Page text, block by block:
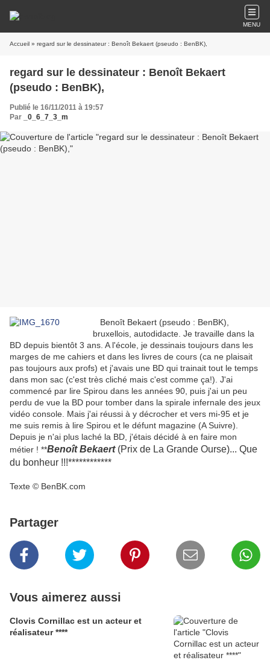
MENU
Accueil » regard sur le dessinateur : Benoît Bekaert (pseudo : BenBK),
regard sur le dessinateur : Benoît Bekaert
(pseudo : BenBK),
Publié le 16/11/2011 à 19:57
Par
_0_6_7_3_m
Benoît Bekaert (pseudo : BenBK),
bruxellois, autodidacte. Je travaille dans la
BD depuis bientôt 3 ans. A l'école, je dessinais toujours dans les
marges de me cahiers et dans les livres de cours (ca ne plaisait
pas toujours aux profs) et j'avais une BD qui trainait tout le temps
dans mon sac (c'est très cliché mais c'est comme ça!). J'ai
commencé par lire Spirou dans les années 90, puis j'ai un peu
perdu de vue la BD pour tomber dans la spirale infernale des jeux
vidéo console. Mais j'ai réussi à y décrocher et vers mi-95 et je
me suis remis à lire Spirou et le défunt magazine (A Suivre).
Depuis je n'ai plus laché la BD, j'étais décidé à en faire mon
métier ! **Benoît Bekaert(Prix de La Grande Ourse)... Que
du bonheur !!!************
Texte © BenBK.com
Partager
Vous aimerez aussi
Clovis Cornillac est un acteur et
réalisateur ****